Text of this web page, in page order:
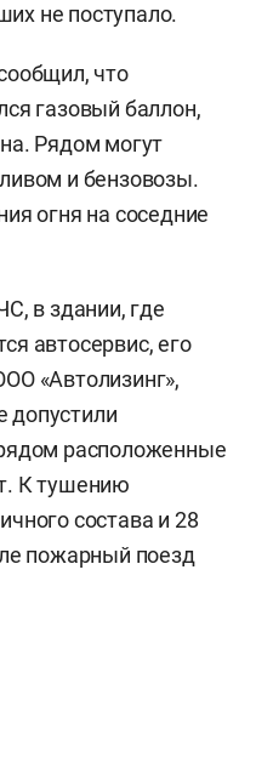
не поступало.
что
газовый баллон,
Рядом могут
и бензовозы.
огня на соседние
в здании, где
автосервис, его
«Автолизинг»,
допустили
расположенные
К тушению
состава и 28
пожарный поезд